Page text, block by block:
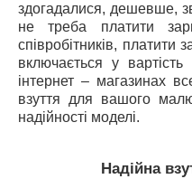
здогадалися, дешевше,
не треба платити
співробітників, платити
включається у
інтернет – магазинах
взуття для вашого
надійності моделі.
Надійна